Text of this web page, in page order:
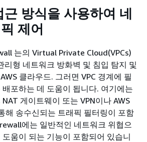
근 방식을 사용하여 네
제어
는의 Virtual Private Cloud(VPCs)
리형 네트워크 방화벽 및 침입 탐지 및
클라우드. 그러면 VPC 경계에 필
포하는 데 도움이 됩니다. 여기에는
게이트웨이 또는 VPN이나 AWS
해 송수신되는 트래픽 필터링이 포함
에는 일반적인 네트워크 위협으
도움이 되는 기능이 포함되어 있습니